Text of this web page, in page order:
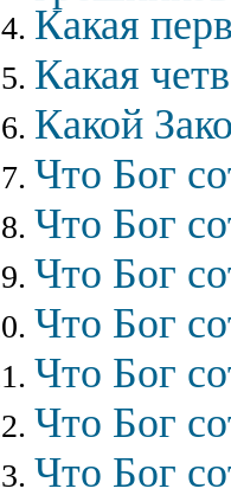
Какая
Какая
Какой
Что Бог
Что Бог
Что Бог
Что Бог
Что Бог
Что Бог
Что Бог